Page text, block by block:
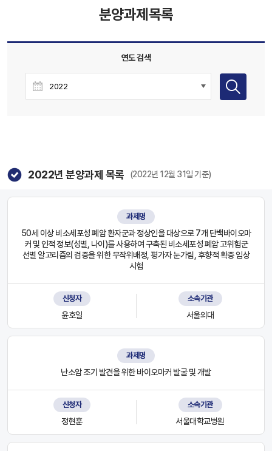
분양과제목록
연도 검색
2022년 분양과제 목록 (2022년 12월 31일 기준)
과제명
50세 이상 비소세포성 폐암 환자군과 정상인을 대상으로 7개 단백바이오마
커 및 인적 정보(성별, 나이)를 사용하여 구축된 비소세포성 폐암 고위험군
선별 알고리즘의 검증을 위한 무작위배정, 평가자 눈가림, 후향적 확증 임상
시험
신청자
윤호일
소속기관
서울의대
과제명
난소암 조기 발견을 위한 바이오마커 발굴 및 개발
신청자
정현훈
소속기관
서울대학교병원